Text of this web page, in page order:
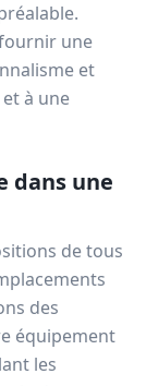
une
et
à une
dans une
de tous
des
équipement
les